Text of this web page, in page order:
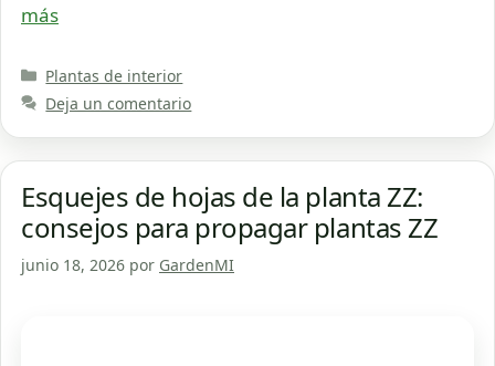
más
Categorías
Plantas de interior
Deja un comentario
Esquejes de hojas de la planta ZZ:
consejos para propagar plantas ZZ
junio 18, 2026 por GardenMI